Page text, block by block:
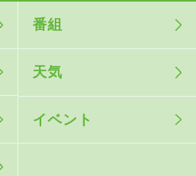
番組
天気
イベント